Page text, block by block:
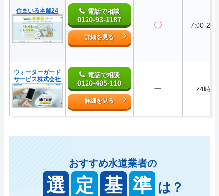
住まいる本舗24 電話で相談
0120-93-1187
詳細を見る
〇 7:00-
ウォーターガード
サービス株式会社
電話で相談
0120-405-110
詳細を見る
ー 24時間
おすすめ水道業者の
選 定 基 準 は？